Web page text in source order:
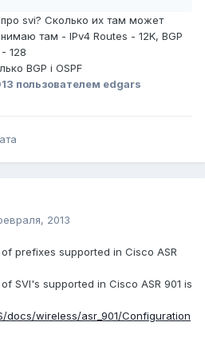
svi? Сколько их там может
там - IPv4 Routes - 12K, BGP
128
BGP i OSPF
пользователем edgars
2013
prefixes supported in Cisco ASR
SVI's supported in Cisco ASR 901 is
docs/wireless/asr_901/Configuration